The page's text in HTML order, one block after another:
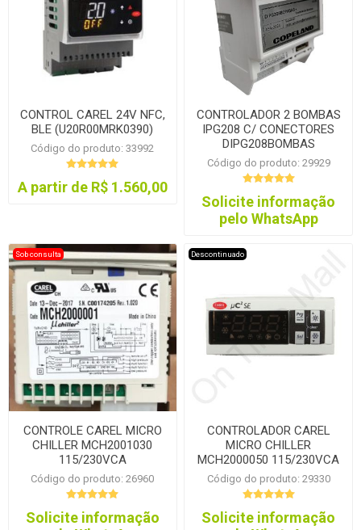
CONTROL CAREL 24V NFC,
BLE (U20R00MRK0390)
Código do produto: 33992
A partir de R$ 1.560,00
CONTROLADOR 2 BOMBAS
IPG208 C/ CONECTORES
DIPG208BOMBAS
Código do produto: 29929
Solicite informação
pelo WhatsApp
Sob consulta
CONTROLE CAREL MICRO
CHILLER MCH2001030
115/230VCA
Código do produto: 26960
Solicite informação
Descontinuado
CONTROLADOR CAREL
MICRO CHILLER
MCH2000050 115/230VCA
Código do produto: 29330
Solicite informação